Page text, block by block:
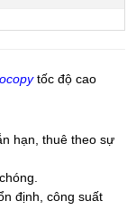
tốc độ cao
hạn, thuê theo sự
định, công suất